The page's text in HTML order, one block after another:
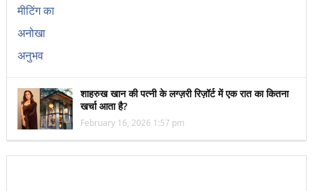
शाहरुख खान की पत्नी के लग्ज़री रिज़ॉर्ट में एक रात का कितना
खर्चा आता है?
February 16, 2026 1:57 pm